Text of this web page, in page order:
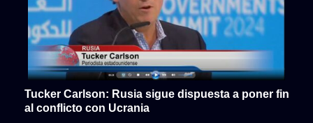
Tucker Carlson: Rusia sigue dispuesta a poner fin
al conflicto con Ucrania